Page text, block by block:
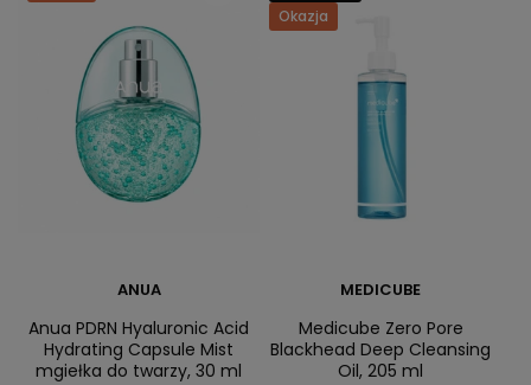
ANUA
Anua PDRN Hyaluronic Acid
Hydrating Capsule Mist
mgiełka do twarzy, 30 ml
Okazja
MEDICUBE
Medicube Zero Pore
Blackhead Deep Cleansing
Oil, 205 ml